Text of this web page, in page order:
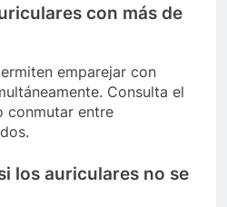
con más de
emparejar con
Consulta el
conmutar entre
los auriculares no se